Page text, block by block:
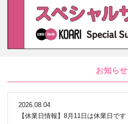
お知らせ
2026.08.04
【休業日情報】8月11日は休業日です